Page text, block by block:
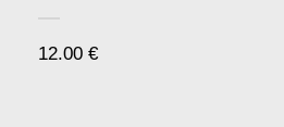
12.00 €